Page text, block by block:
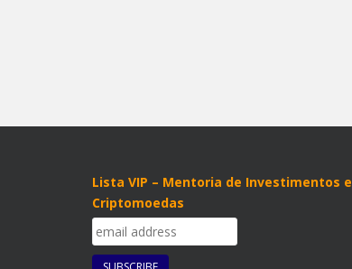
Lista VIP – Mentoria de Investimentos e
Criptomoedas